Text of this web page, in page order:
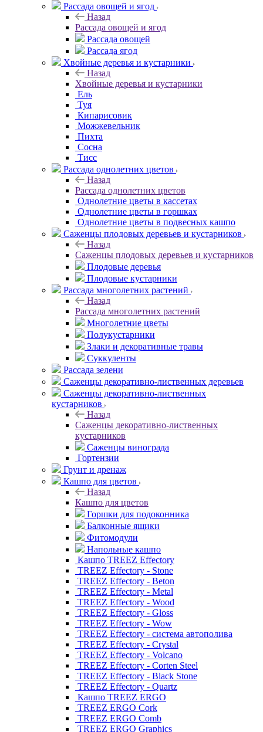
Рассада овощей и ягод
Назад
Рассада овощей и ягод
Рассада овощей
Рассада ягод
Хвойные деревья и кустарники
Назад
Хвойные деревья и кустарники
Ель
Туя
Кипарисовик
Можжевельник
Пихта
Сосна
Тисc
Рассада однолетних цветов
Назад
Рассада однолетних цветов
Однолетние цветы в кассетах
Однолетние цветы в горшках
Однолетние цветы в подвесных кашпо
Саженцы плодовых деревьев и кустарников
Назад
Саженцы плодовых деревьев и кустарников
Плодовые деревья
Плодовые кустарники
Рассада многолетних растений
Назад
Рассада многолетних растений
Многолетние цветы
Полукустарники
Злаки и декоративные травы
Суккуленты
Рассада зелени
Саженцы декоративно-лиственных деревьев
Саженцы декоративно-лиственных
кустарников
Назад
Саженцы декоративно-лиственных
кустарников
Саженцы винограда
Гортензии
Грунт и дренаж
Кашпо для цветов
Назад
Кашпо для цветов
Горшки для подоконника
Балконные ящики
Фитомодули
Напольные кашпо
Кашпо TREEZ Effectory
TREEZ Effectory - Stone
TREEZ Effectory - Beton
TREEZ Effectory - Metal
TREEZ Effectory - Wood
TREEZ Effectory - Gloss
TREEZ Effectory - Wow
TREEZ Effectory - система автополива
TREEZ Effectory - Crystal
TREEZ Effectory - Volcano
TREEZ Effectory - Corten Steel
TREEZ Effectory - Black Stone
TREEZ Effectory - Quartz
Кашпо TREEZ ERGO
TREEZ ERGO Cork
TREEZ ERGO Comb
TREEZ ERGO Graphics